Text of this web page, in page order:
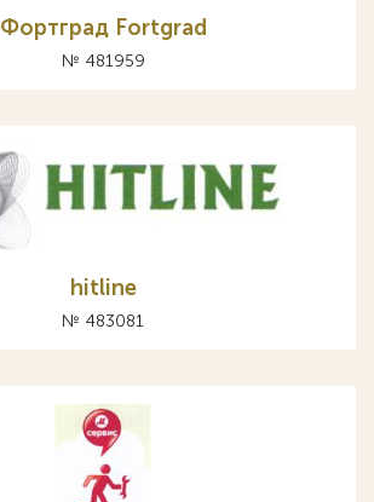
Фортград Fortgrad
№ 481959
hitline
№ 483081